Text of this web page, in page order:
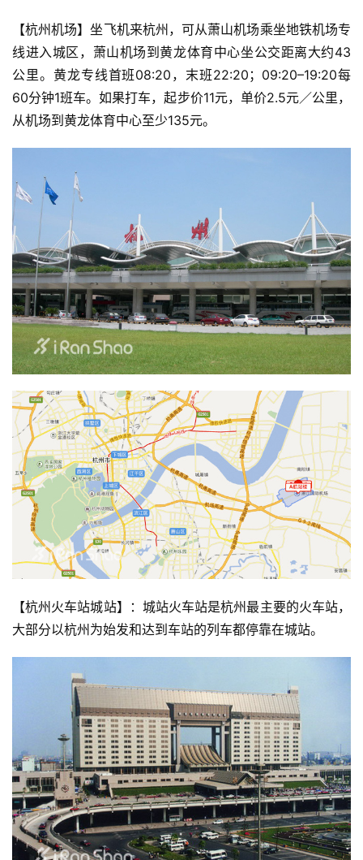
【杭州机场】坐飞机来杭州，可从萧山机场乘坐地铁机场专
线进入城区，萧山机场到黄龙体育中心坐公交距离大约43
公里。黄龙专线首班08:20，末班22:20；09:20–19:20每
60分钟1班车。如果打车，起步价11元，单价2.5元／公里，
从机场到黄龙体育中心至少135元。
【杭州火车站城站】：城站火车站是杭州最主要的火车站，
大部分以杭州为始发和达到车站的列车都停靠在城站。